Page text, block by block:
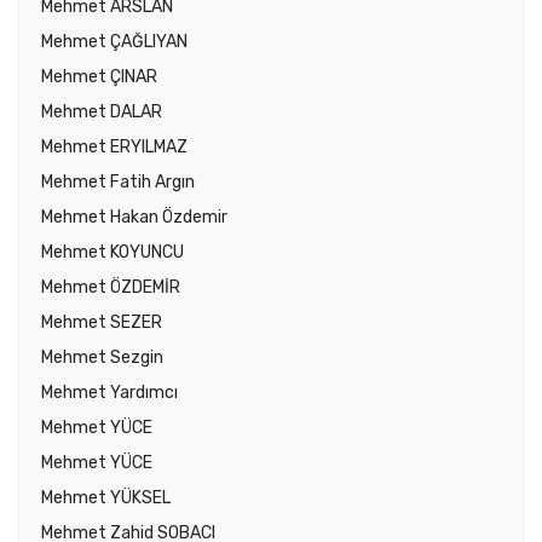
Mehmet ARSLAN
Mehmet ÇAĞLIYAN
Mehmet ÇINAR
Mehmet DALAR
Mehmet ERYILMAZ
Mehmet Fatih Argın
Mehmet Hakan Özdemir
Mehmet KOYUNCU
Mehmet ÖZDEMİR
Mehmet SEZER
Mehmet Sezgin
Mehmet Yardımcı
Mehmet YÜCE
Mehmet YÜCE
Mehmet YÜKSEL
Mehmet Zahid SOBACI